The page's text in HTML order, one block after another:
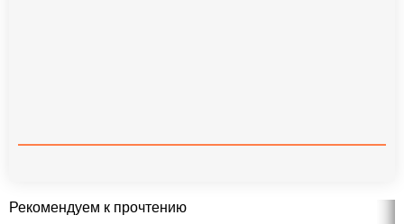
Рекомендуем к прочтению